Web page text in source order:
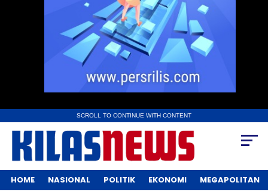
SCROLL TO CONTINUE WITH CONTENT
HOME NASIONAL POLITIK EKONOMI MEGAPOLITAN